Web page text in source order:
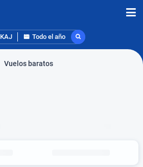
KAJ Todo el año
Vuelos baratos